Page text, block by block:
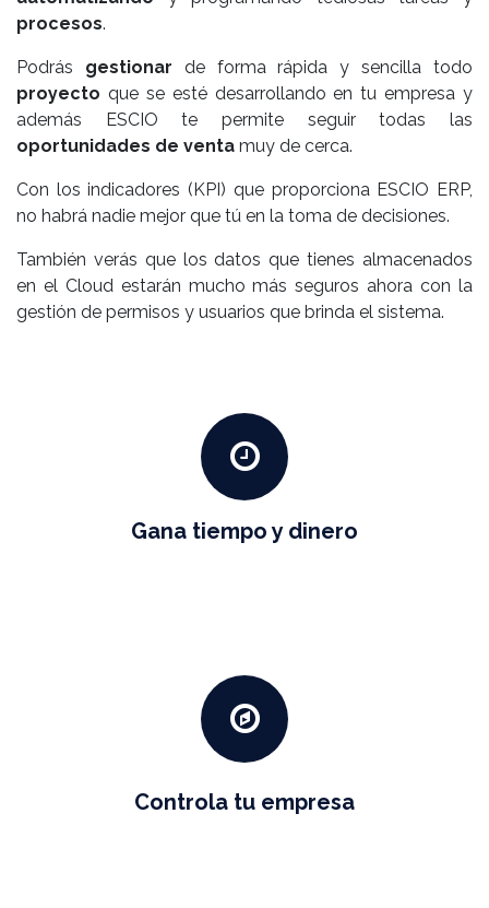
procesos.
Podrás gestionar de forma rápida y sencilla todo
proyecto que se esté desarrollando en tu empresa y
además ESCIO te permite seguir todas las
oportunidades de venta muy de cerca.
Con los indicadores (KPI) que proporciona ESCIO ERP,
no habrá nadie mejor que tú en la toma de decisiones.
También verás que los datos que tienes almacenados
en el Cloud estarán mucho más seguros ahora con la
gestión de permisos y usuarios que brinda el sistema.
Gana tiempo y dinero
Controla tu empresa